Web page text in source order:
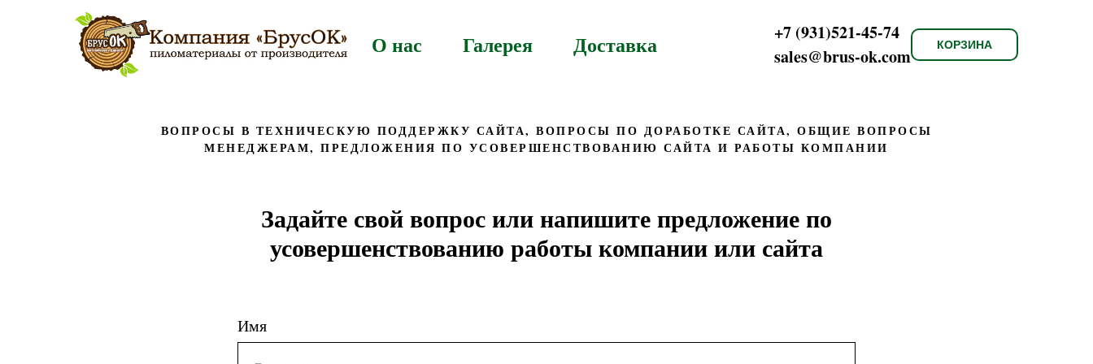
О нас Галерея Доставка
+7 (931)521-45-74
sales@brus-ok.com
КОРЗИНА
ВОПРОСЫ В ТЕХНИЧЕСКУЮ ПОДДЕРЖКУ САЙТА, ВОПРОСЫ ПО ДОРАБОТКЕ САЙТА, ОБЩИЕ ВОПРОСЫ
МЕНЕДЖЕРАМ, ПРЕДЛОЖЕНИЯ ПО УСОВЕРШЕНСТВОВАНИЮ САЙТА И РАБОТЫ КОМПАНИИ
Задайте свой вопрос или напишите предложение по
усовершенствованию работы компании или сайта
Имя